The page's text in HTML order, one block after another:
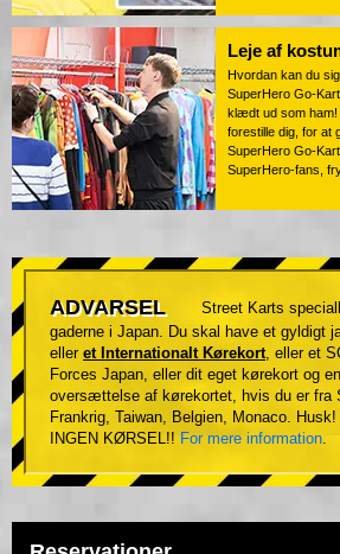
Leje af
Hvordan kan du
SuperHero Go-
klædt ud som ham!
forestille dig, for at
SuperHero Go-
SuperHero-fans,
ADVARSEL
Street Karts
gaderne i Japan. Du skal have et gyldigt
eller et Internationalt Kørekort, eller et
Forces Japan, eller dit eget kørekort og
oversættelse af kørekortet, hvis du er fra
Frankrig, Taiwan, Belgien, Monaco.
INGEN KØRSEL!! For mere information.